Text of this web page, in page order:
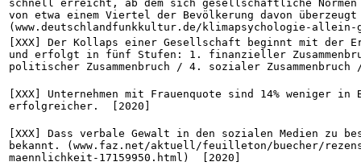
schnell erreicht, ab dem sich gesellschaftliche
von etwa einem Viertel der Bevölkerung davon
(www.deutschlandfunkkultur.de/klimapsychologie-
[XXX] Der Kollaps einer Gesellschaft beginnt mit der
und erfolgt in fünf Stufen: 1. finanzieller
politischer Zusammenbruch / 4. sozialer
[XXX] Unternehmen mit Frauenquote sind 14%
erfolgreicher.  [2020]
[XXX] Dass verbale Gewalt in den sozialen Medien zu
bekannt. (www.faz.net/aktuell/feuilleton/buecher/
maennlichkeit-17159950.html)  [2020]